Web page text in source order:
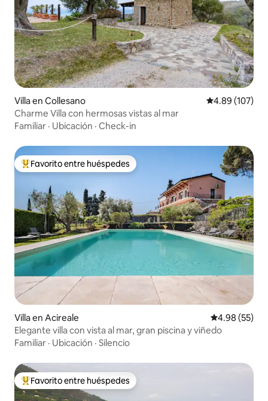
Villa en Collesano Calificación
4.89 (107)
Charme Villa con hermosas vistas al mar
Familiar · Ubicación · Check-in
Favorito entre huéspedes preferido
Favorito entre huéspedes
Villa en Acireale Calificación
4.98 (55)
Elegante villa con vista al mar, gran piscina y viñedo
Familiar · Ubicación · Silencio
Favorito entre huéspedes preferido
Favorito entre huéspedes